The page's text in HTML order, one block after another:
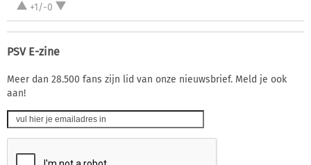
+1/-0
PSV E-zine
Meer dan 28.500 fans zijn lid van onze nieuwsbrief. Meld je ook
aan!